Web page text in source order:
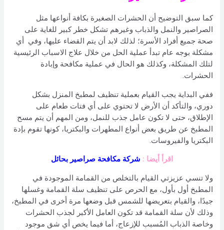
كما سبق التوضيح أن الحشرات الصغيرة بكافة أنواعها مثل
الصراصير والنمل والذباب وغيرهم تشكل خطر كبير للغاية على
صحة جميع أفراد الأسرة؛ لذلك لابد أن يتم القضاء عليها، وفي أي
مشكلة بوجه عام تبدأ عملية الحل من خلال علاج الاسباب الرئيسية
لتلك المشكلة، وكذلك هو الحال في عملية مكافحة وإبادة
الحشرات.
ففي البداية يجب القيام بعملية تنظيف لمطبخ المنزل بشكل
دوري، والتأكد أن الأرض لا تحتوي على أي فتات طعام على
الإطلاق، حتى لا تكون عامل جذب للنمل، ومن المهم أن يتم مسح
المطبخ عن طريق بعض أنواع المطهرات والبكتريا، كونها تقوم بإدة
البكتريا والفيروسات.
اقرأ أيضا : شركة مكافحة صراصير بحائل
ولا تنسي عزيزتي القيام بالتخلص من القمامة الموجودة في
المطبخ أول بأول، مع الحرص على تنظيف سلة القمامة وغسلها
جيدًا، والقيام بتعريضها للشمس قبل وضعها مرة أخرى في المطبخ،
وذلك لأن سلة القمامة قد تكون العامل الأكبر لجذب الحشرات
وخاصة الذباب المُسبب للإزعاج، أما فيما يخص أي شق موجود